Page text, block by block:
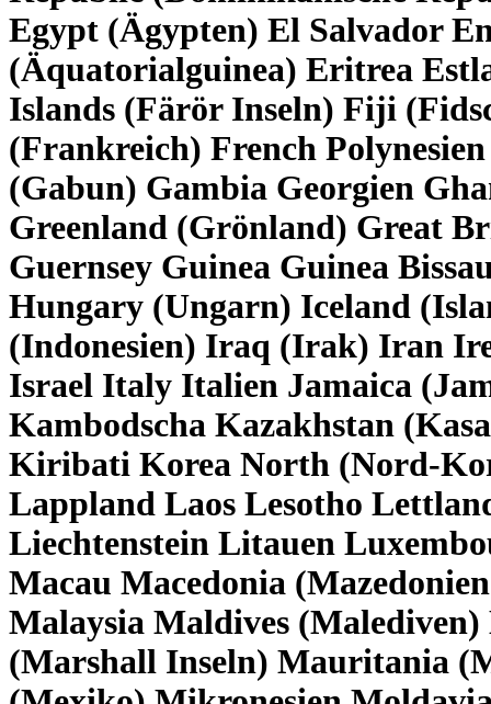
Egypt (Ägypten) El Salvador
(Äquatorialguinea) Eritrea
Islands (Färör Inseln) Fiji
(Frankreich) French
(Gabun) Gambia Georgien
Greenland (Grönland) Great
Guernsey Guinea Guinea
Hungary (Ungarn) Iceland
(Indonesien) Iraq (Irak) Iran
Israel Italy Italien Jamaica
Kambodscha Kazakhstan
Kiribati Korea North (Nord-
Lappland Laos Lesotho
Liechtenstein Litauen
Macau Macedonia
Malaysia Maldives
(Marshall Inseln) Mauritania